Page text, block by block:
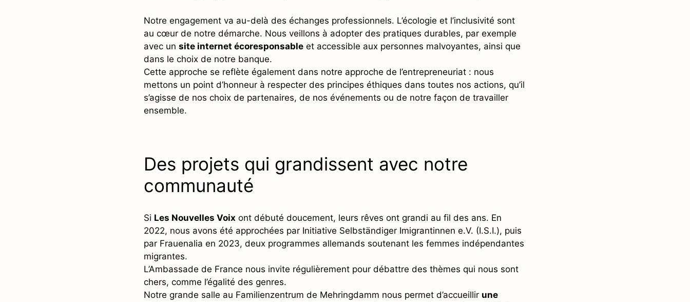
Notre engagement va au-delà des échanges professionnels. L’écologie et l’inclusivité sont
au cœur de notre démarche. Nous veillons à adopter des pratiques durables, par exemple
avec un site internet écoresponsable et accessible aux personnes malvoyantes, ainsi que
dans le choix de notre banque.
Cette approche se reflète également dans notre approche de l’entrepreneuriat : nous
mettons un point d’honneur à respecter des principes éthiques dans toutes nos actions, qu’il
s’agisse de nos choix de partenaires, de nos événements ou de notre façon de travailler
ensemble.
Des projets qui grandissent avec notre
communauté
Si Les Nouvelles Voix ont débuté doucement, leurs rêves ont grandi au fil des ans. En
2022, nous avons été approchées par Initiative Selbständiger Imigrantinnen e.V. (I.S.I.), puis
par Frauenalia en 2023, deux programmes allemands soutenant les femmes indépendantes
migrantes.
L’Ambassade de France nous invite régulièrement pour débattre des thèmes qui nous sont
chers, comme l’égalité des genres.
Notre grande salle au Familienzentrum de Mehringdamm nous permet d’accueillir une